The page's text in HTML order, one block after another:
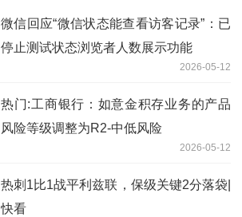
微信回应“微信状态能查看访客记录”：已
停止测试状态浏览者人数展示功能
2026-05-12
热门:工商银行：如意金积存业务的产品
风险等级调整为R2-中低风险
2026-05-12
热刺1比1战平利兹联，保级关键2分落袋|
快看